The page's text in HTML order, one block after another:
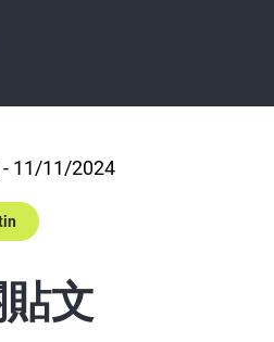
11/11/2024
文